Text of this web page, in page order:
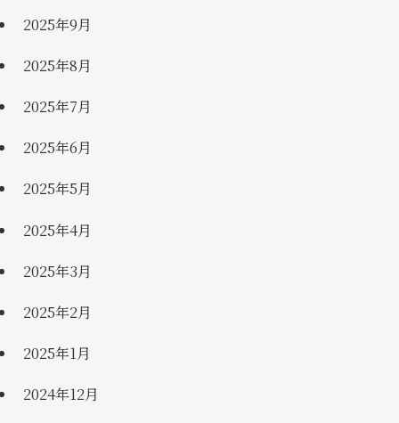
2025年9月
2025年8月
2025年7月
2025年6月
2025年5月
2025年4月
2025年3月
2025年2月
2025年1月
2024年12月